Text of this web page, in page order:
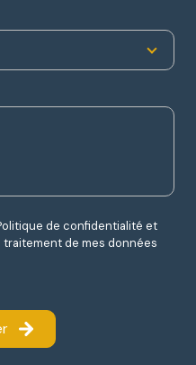
de confidentialité et
de mes données